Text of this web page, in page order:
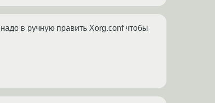
в ручную править Xorg.conf чтобы